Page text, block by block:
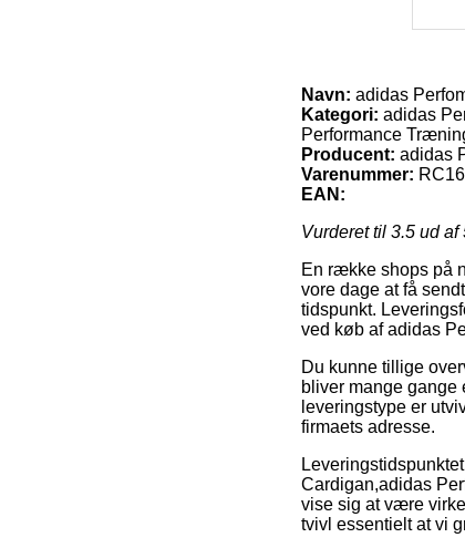
Navn: adidas
Kategori: adidas
Performance
Producent: adidas
Varenummer:
EAN:
Vurderet til 3.5 ud af
En række shops på
vore dage at få
tidspunkt.
ved køb af adidas
Du kunne tillige
bliver mange
leveringstype er
firmaets adresse.
Cardigan,adidas
vise sig at være
tvivl essentielt at vi